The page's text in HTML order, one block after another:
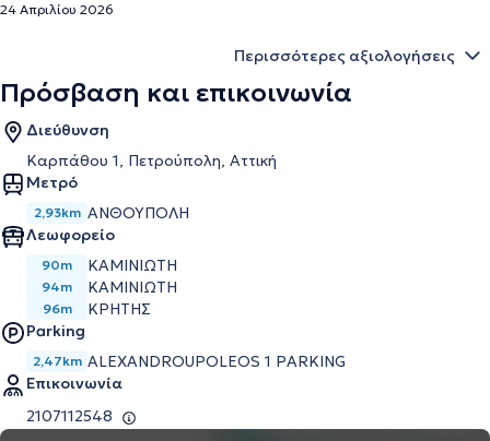
24 Απριλίου 2026
Περισσότερες αξιολογήσεις
Πρόσβαση και επικοινωνία
Διεύθυνση
Καρπάθου 1, Πετρούπολη, Αττική
Μετρό
2,93km ΑΝΘΟΥΠΟΛΗ
Λεωφορείο
90m ΚΑΜΙΝΙΩΤΗ
94m ΚΑΜΙΝΙΩΤΗ
96m
ΚΡΗΤΗΣ
Parking
2,47km ALEXANDROUPOLEOS 1 PARKING
Επικοινωνία
2107112548